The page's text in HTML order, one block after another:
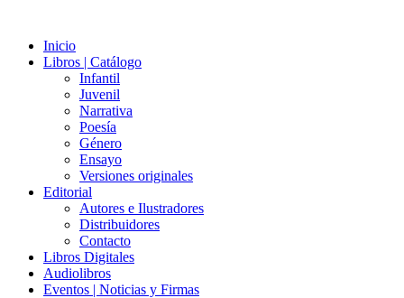
Inicio
Libros | Catálogo
Infantil
Juvenil
Narrativa
Poesía
Género
Ensayo
Versiones originales
Editorial
Autores e Ilustradores
Distribuidores
Contacto
Libros Digitales
Audiolibros
Eventos | Noticias y Firmas